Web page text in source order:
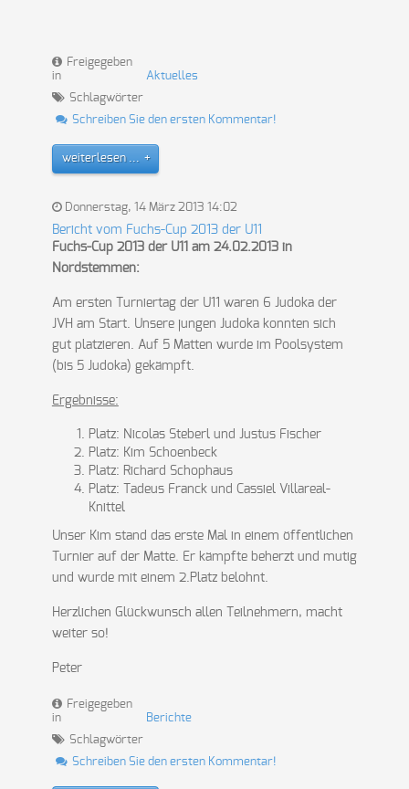
Freigegeben
in
Aktuelles
Schlagwörter
Schreiben Sie den ersten Kommentar!
weiterlesen ...
Donnerstag, 14 März 2013 14:02
Bericht vom Fuchs-Cup 2013 der U11
Fuchs-Cup 2013 der U11 am 24.02.2013 in
Nordstemmen:
Am ersten Turniertag der U11 waren 6 Judoka der
JVH am Start. Unsere jungen Judoka konnten sich
gut platzieren. Auf 5 Matten wurde im Poolsystem
(bis 5 Judoka) gekämpft.
Ergebnisse:
Platz: Nicolas Steberl und Justus Fischer
Platz: Kim Schoenbeck
Platz: Richard Schophaus
Platz: Tadeus Franck und Cassiel Villareal-
Knittel
Unser Kim stand das erste Mal in einem öffentlichen
Turnier auf der Matte. Er kämpfte beherzt und mutig
und wurde mit einem 2.Platz belohnt.
Herzlichen Glückwunsch allen Teilnehmern, macht
weiter so!
Peter
Freigegeben
in
Berichte
Schlagwörter
Schreiben Sie den ersten Kommentar!